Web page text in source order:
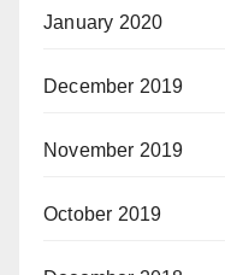
January 2020
December 2019
November 2019
October 2019